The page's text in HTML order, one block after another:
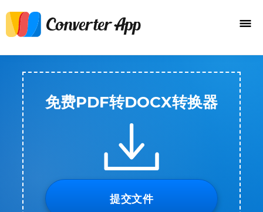
免费PDF转DOCX转换器
提交文件